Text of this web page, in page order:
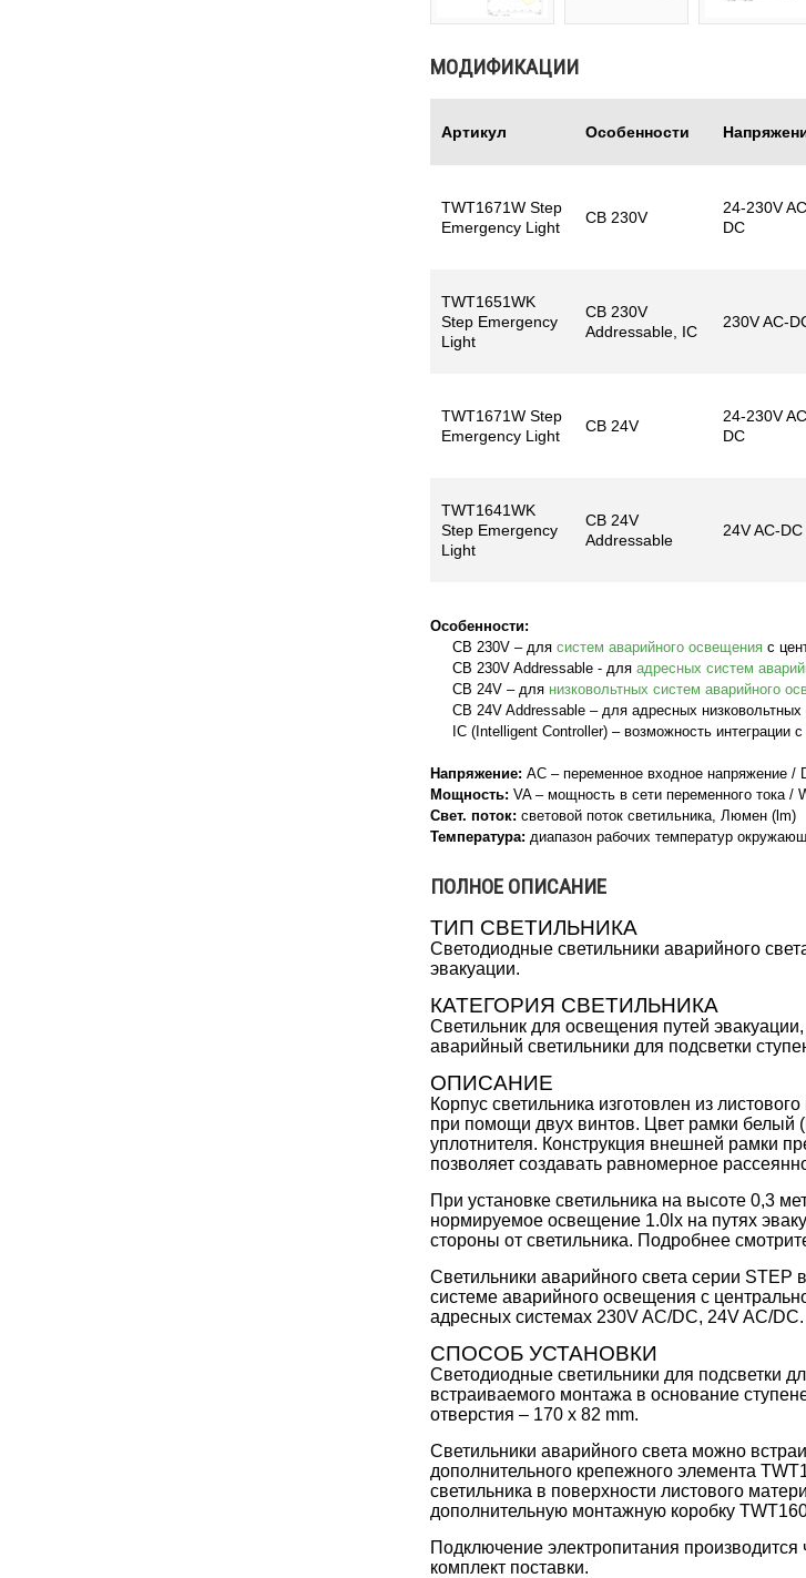
МОДИФИКАЦИИ
Артикул Особенности
TWT1671W Step
Emergency Light
CB 230V
24-230V
DC
TWT1651WK
Step Emergency
Light
CB 230V
Addressable, IC
230V AC-
TWT1671W Step
Emergency Light
CB 24V
24-230V
DC
TWT1641WK
Step Emergency
Light
CB 24V
Addressable
24V AC-DC
Особенности:
CB 230V – для систем аварийного освещения с
CB 230V Addressable - для адресных систем
CB 24V – для низковольтных систем аварийного
CB 24V Addressable – для адресных низковольтных
IC (Intelligent Controller) – возможность интеграции с
Напряжение: AC – переменное входное напряжение /
Мощность: VA – мощность в сети переменного тока /
Свет. поток: световой поток светильника, Люмен (lm)
Температура: диапазон рабочих температур
ПОЛНОЕ ОПИСАНИЕ
ТИП СВЕТИЛЬНИКА
Светодиодные светильники аварийного
эвакуации.
КАТЕГОРИЯ СВЕТИЛЬНИКА
Светильник для освещения путей
аварийный светильники для подсветки
ОПИСАНИЕ
Корпус светильника изготовлен из
при помощи двух винтов. Цвет рамки белый
уплотнителя. Конструкция внешней рамки
позволяет создавать равномерное
При установке светильника на высоте 0,3
нормируемое освещение 1.0lx на путях
стороны от светильника. Подробнее
Светильники аварийного света серии
системе аварийного освещения с
адресных системах 230V AC/DC, 24V AC/DC.
СПОСОБ УСТАНОВКИ
Светодиодные светильники для подсветки
встраиваемого монтажа в основание
отверстия – 170 x 82 mm.
Светильники аварийного света можно
дополнительного крепежного элемента
светильника в поверхности листового
дополнительную монтажную коробку
Подключение электропитания
комплект поставки.